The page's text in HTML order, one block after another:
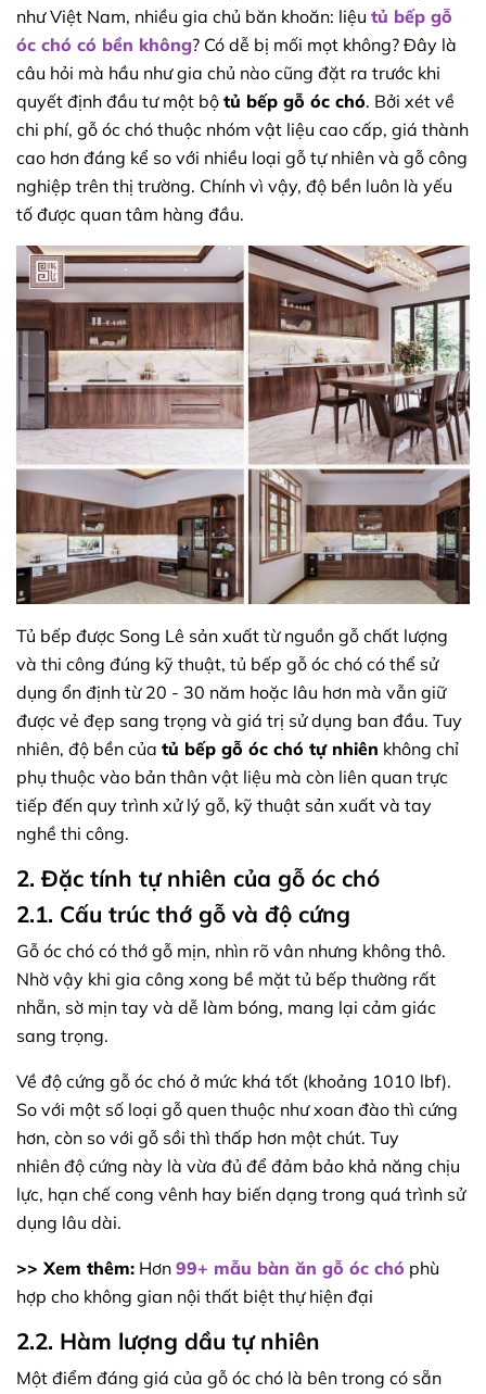
như Việt Nam, nhiều gia chủ băn khoăn: liệu tủ bếp gỗ
óc chó có bền không? Có dễ bị mối mọt không? Đây là
câu hỏi mà hầu như gia chủ nào cũng đặt ra trước khi
quyết định đầu tư một bộ tủ bếp gỗ óc chó. Bởi xét về
chi phí, gỗ óc chó thuộc nhóm vật liệu cao cấp, giá thành
cao hơn đáng kể so với nhiều loại gỗ tự nhiên và gỗ công
nghiệp trên thị trường. Chính vì vậy, độ bền luôn là yếu
tố được quan tâm hàng đầu.
Tủ bếp được Song Lê sản xuất từ nguồn gỗ chất lượng
và thi công đúng kỹ thuật, tủ bếp gỗ óc chó có thể sử
dụng ổn định từ 20 - 30 năm hoặc lâu hơn mà vẫn giữ
được vẻ đẹp sang trọng và giá trị sử dụng ban đầu. Tuy
nhiên, độ bền của tủ bếp gỗ óc chó tự nhiên không chỉ
phụ thuộc vào bản thân vật liệu mà còn liên quan trực
tiếp đến quy trình xử lý gỗ, kỹ thuật sản xuất và tay
nghề thi công.
2. Đặc tính tự nhiên của gỗ óc chó
2.1. Cấu trúc thớ gỗ và độ cứng
Gỗ óc chó có thớ gỗ mịn, nhìn rõ vân nhưng không thô.
Nhờ vậy khi gia công xong bề mặt tủ bếp thường rất
nhẵn, sờ mịn tay và dễ làm bóng, mang lại cảm giác
sang trọng.
Về độ cứng gỗ óc chó ở mức khá tốt (khoảng 1010 lbf).
So với một số loại gỗ quen thuộc như xoan đào thì cứng
hơn, còn so với gỗ sồi thì thấp hơn một chút. Tuy
nhiên độ cứng này là vừa đủ để đảm bảo khả năng chịu
lực, hạn chế cong vênh hay biến dạng trong quá trình sử
dụng lâu dài.
>> Xem thêm: Hơn 99+ mẫu bàn ăn gỗ óc chó phù
hợp cho không gian nội thất biệt thự hiện đại
2.2. Hàm lượng dầu tự nhiên
Một điểm đáng giá của gỗ óc chó là bên trong có sẵn